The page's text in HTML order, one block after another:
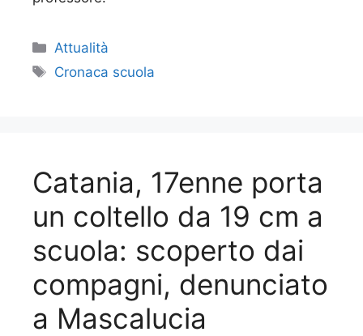
Categorie
Attualità
Tag
Cronaca scuola
Catania, 17enne porta
un coltello da 19 cm a
scuola: scoperto dai
compagni, denunciato
a Mascalucia